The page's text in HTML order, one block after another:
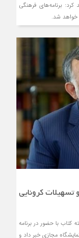
برنامه‌های فرهنگی
خواهد شد.
تسهیلات کرونایی
با حضور در برنامه
مجازی خبر داد و